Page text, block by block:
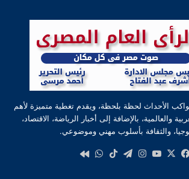
الأحداث لحظة بلحظة، ويقدم تغطية متميزة لأهم
والعالمية، بالإضافة إلى أخبار الرياضة، الاقتصاد،
والثقافة بأسلوب مهني وموضوعي.
فيسبوك
‫X
‫YouTube
انستقرام
تيلقرام‫TikTokواتساب